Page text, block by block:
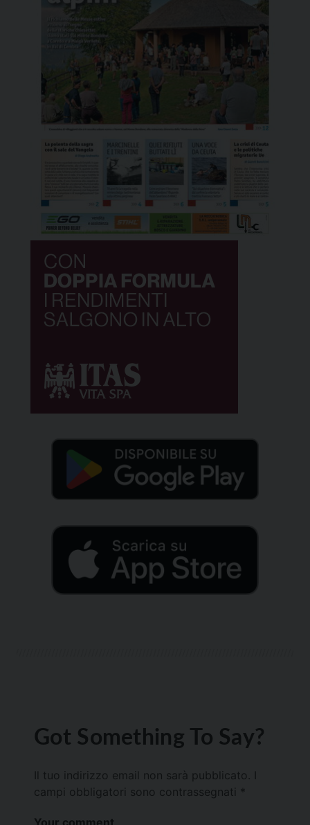
Got Something To Say?
Il tuo indirizzo email non sarà pubblicato.
campi obbligatori sono contrassegnati *
Your comment